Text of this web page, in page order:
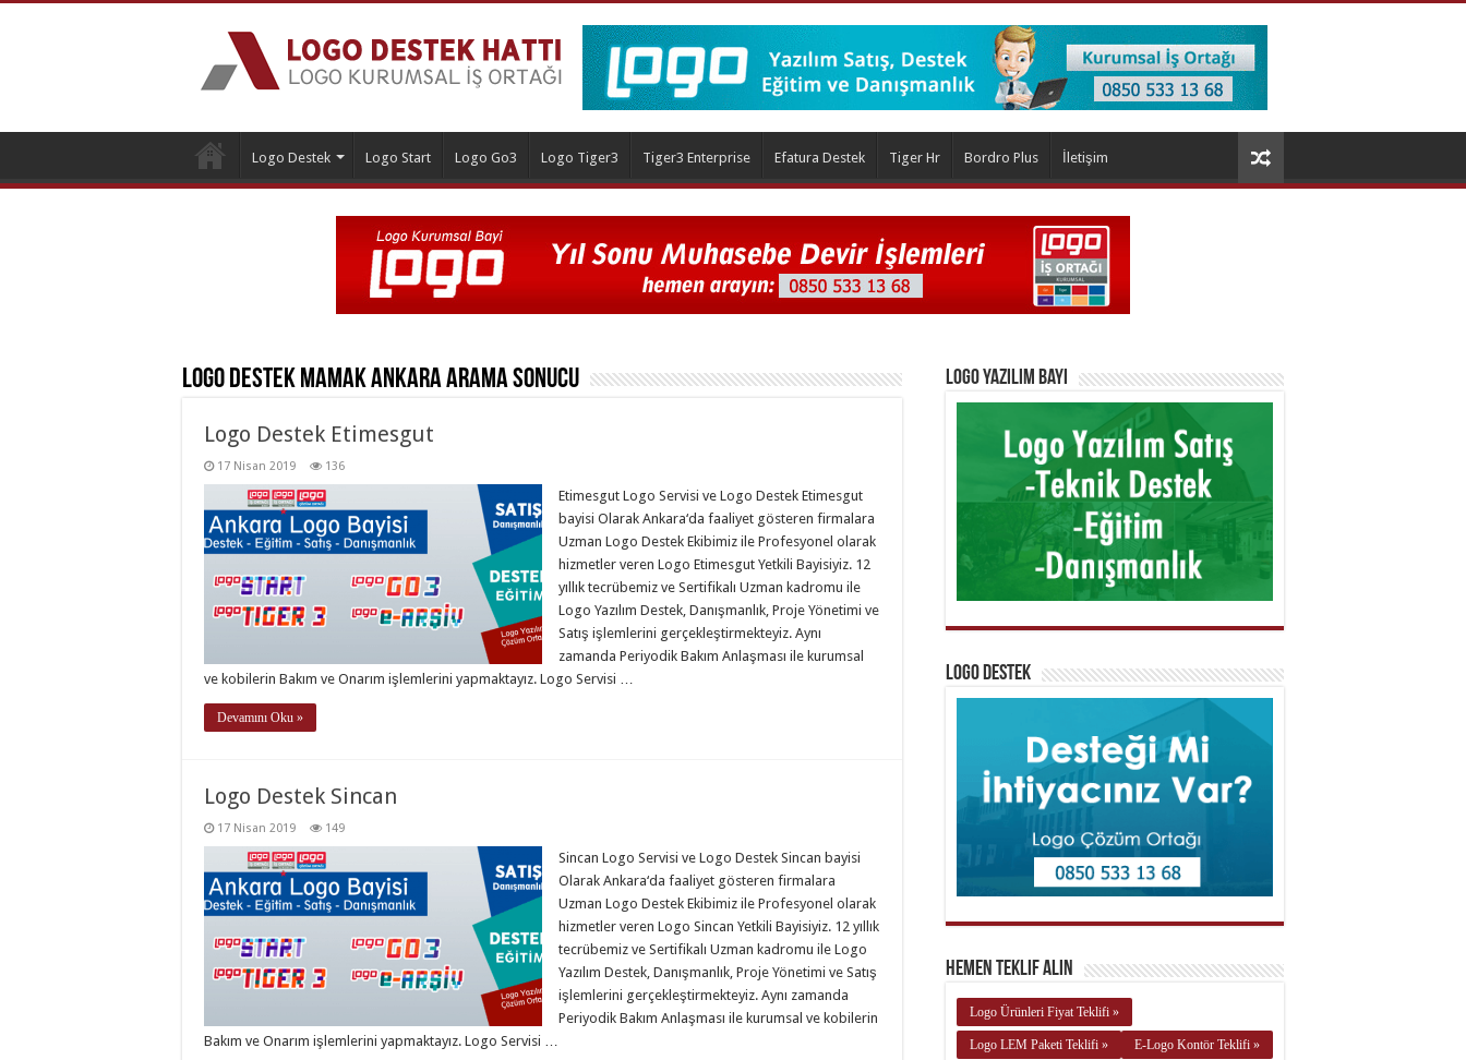
Logo Destek Logo Start Logo Go3 Logo Tiger3 Tiger3 Enterprise Efatura Destek Tiger Hr Bordro Plus İletişim
Logo Destek Mamak AnkaraArama Sonucu
Logo Destek Etimesgut
17 Nisan 2019 136
Etimesgut Logo Servisi ve Logo Destek Etimesgut
bayisi Olarak Ankara‘da faaliyet gösteren firmalara
Uzman Logo Destek Ekibimiz ile Profesyonel olarak
hizmetler veren Logo Etimesgut Yetkili Bayisiyiz. 12
yıllık tecrübemiz ve Sertifikalı Uzman kadromu ile
Logo Yazılım Destek, Danışmanlık, Proje Yönetimi ve
Satış işlemlerini gerçekleştirmekteyiz. Aynı
zamanda Periyodik Bakım Anlaşması ile kurumsal
ve kobilerin Bakım ve Onarım işlemlerini yapmaktayız. Logo Servisi …
Devamını Oku »
Logo Destek Sincan
17 Nisan 2019 149
Sincan Logo Servisi ve Logo Destek Sincan bayisi
Olarak Ankara‘da faaliyet gösteren firmalara
Uzman Logo Destek Ekibimiz ile Profesyonel olarak
hizmetler veren Logo Sincan Yetkili Bayisiyiz. 12 yıllık
tecrübemiz ve Sertifikalı Uzman kadromu ile Logo
Yazılım Destek, Danışmanlık, Proje Yönetimi ve Satış
işlemlerini gerçekleştirmekteyiz. Aynı zamanda
Periyodik Bakım Anlaşması ile kurumsal ve kobilerin
Bakım ve Onarım işlemlerini yapmaktayız. Logo Servisi …
Logo Yazılım Bayi
Logo Destek
Hemen Teklif Alın
Logo Ürünleri Fiyat Teklifi »
Logo LEM Paketi Teklifi » E-Logo Kontör Teklifi »